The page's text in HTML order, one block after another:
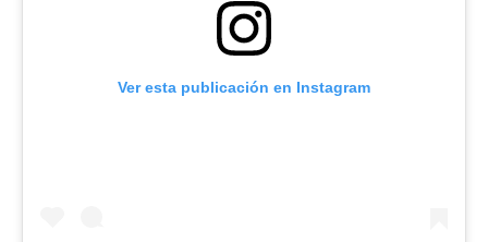
Ver esta publicación en Instagram